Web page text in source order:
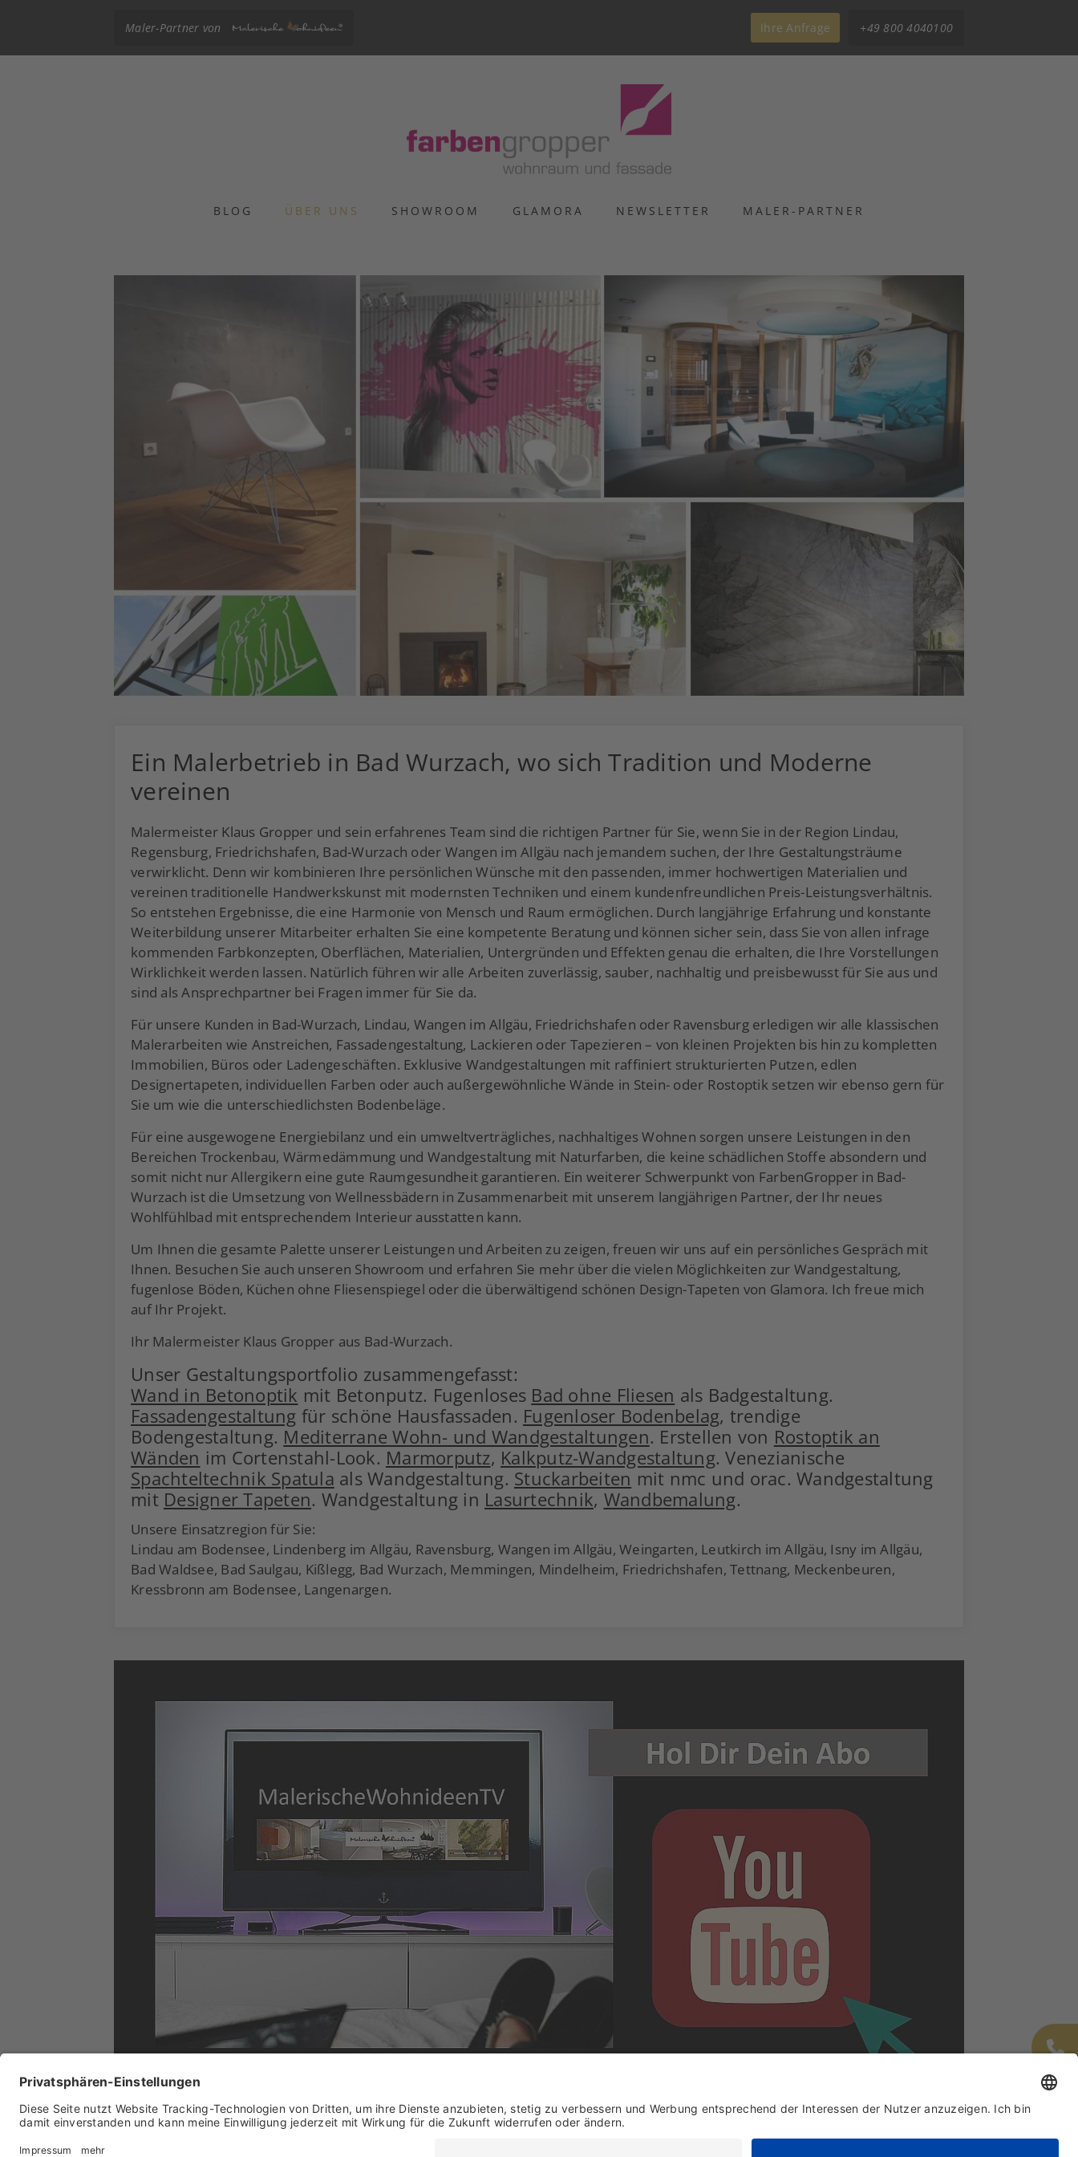
Maler-Partner von Ihre Anfrage +49 800 4040100
BLOG ÜBER UNS SHOWROOM GLAMORA NEWSLETTER MALER-PARTNER
Ein Malerbetrieb in Bad Wurzach, wo sich Tradition und Moderne
vereinen
Malermeister Klaus Gropper und sein erfahrenes Team sind die richtigen Partner für Sie, wenn Sie in der Region Lindau,
Regensburg, Friedrichshafen, Bad-Wurzach oder Wangen im Allgäu nach jemandem suchen, der Ihre Gestaltungsträume
verwirklicht. Denn wir kombinieren Ihre persönlichen Wünsche mit den passenden, immer hochwertigen Materialien und
vereinen traditionelle Handwerkskunst mit modernsten Techniken und einem kundenfreundlichen Preis-Leistungsverhältnis.
So entstehen Ergebnisse, die eine Harmonie von Mensch und Raum ermöglichen. Durch langjährige Erfahrung und konstante
Weiterbildung unserer Mitarbeiter erhalten Sie eine kompetente Beratung und können sicher sein, dass Sie von allen infrage
kommenden Farbkonzepten, Oberflächen, Materialien, Untergründen und Effekten genau die erhalten, die Ihre Vorstellungen
Wirklichkeit werden lassen. Natürlich führen wir alle Arbeiten zuverlässig, sauber, nachhaltig und preisbewusst für Sie aus und
sind als Ansprechpartner bei Fragen immer für Sie da.
Für unsere Kunden in Bad-Wurzach, Lindau, Wangen im Allgäu, Friedrichshafen oder Ravensburg erledigen wir alle klassischen
Malerarbeiten wie Anstreichen, Fassadengestaltung, Lackieren oder Tapezieren – von kleinen Projekten bis hin zu kompletten
Immobilien, Büros oder Ladengeschäften. Exklusive Wandgestaltungen mit raffiniert strukturierten Putzen, edlen
Designertapeten, individuellen Farben oder auch außergewöhnliche Wände in Stein- oder Rostoptik setzen wir ebenso gern für
Sie um wie die unterschiedlichsten Bodenbeläge.
Für eine ausgewogene Energiebilanz und ein umweltverträgliches, nachhaltiges Wohnen sorgen unsere Leistungen in den
Bereichen Trockenbau, Wärmedämmung und Wandgestaltung mit Naturfarben, die keine schädlichen Stoffe absondern und
somit nicht nur Allergikern eine gute Raumgesundheit garantieren. Ein weiterer Schwerpunkt von FarbenGropper in Bad-
Wurzach ist die Umsetzung von Wellnessbädern in Zusammenarbeit mit unserem langjährigen Partner, der Ihr neues
Wohlfühlbad mit entsprechendem Interieur ausstatten kann.
Um Ihnen die gesamte Palette unserer Leistungen und Arbeiten zu zeigen, freuen wir uns auf ein persönliches Gespräch mit
Ihnen. Besuchen Sie auch unseren Showroom und erfahren Sie mehr über die vielen Möglichkeiten zur Wandgestaltung,
fugenlose Böden, Küchen ohne Fliesenspiegel oder die überwältigend schönen Design-Tapeten von Glamora. Ich freue mich
auf Ihr Projekt.
Ihr Malermeister Klaus Gropper aus Bad-Wurzach.
Unser Gestaltungsportfolio zusammengefasst:
Wand in Betonoptik mit Betonputz. Fugenloses Bad ohne Fliesen als Badgestaltung.
Fassadengestaltung für schöne Hausfassaden. Fugenloser Bodenbelag, trendige
Bodengestaltung. Mediterrane Wohn- und Wandgestaltungen. Erstellen von Rostoptik an
Wänden im Cortenstahl-Look. Marmorputz, Kalkputz-Wandgestaltung. Venezianische
Spachteltechnik Spatula als Wandgestaltung. Stuckarbeiten mit nmc und orac. Wandgestaltung
mit Designer Tapeten. Wandgestaltung in Lasurtechnik, Wandbemalung.
Unsere Einsatzregion für Sie:
Lindau am Bodensee, Lindenberg im Allgäu, Ravensburg, Wangen im Allgäu, Weingarten, Leutkirch im Allgäu, Isny im Allgäu,
Bad Waldsee, Bad Saulgau, Kißlegg, Bad Wurzach, Memmingen, Mindelheim, Friedrichshafen, Tettnang, Meckenbeuren,
Kressbronn am Bodensee, Langenargen.